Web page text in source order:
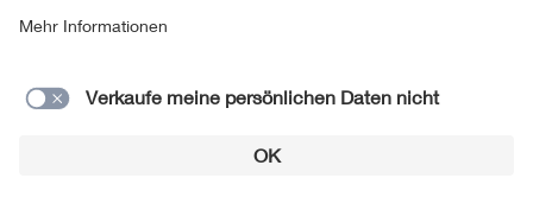
Cookie Hinweise
Lieferantenportal
© 2026 VDE Verband der Elektrotechnik Elektronik